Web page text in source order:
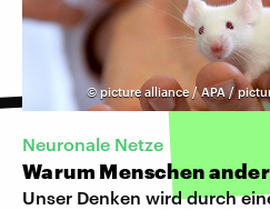
©picture alliance / APA /
Neuronale Netze
Warum Menschen
Unser Denken wird durch